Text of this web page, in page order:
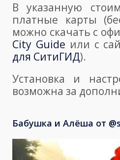
В указанную
платные карты
можно скачать с
City Guide или с
для СитиГИД).
Установка и
возможна за
Бабушка и Алёша от